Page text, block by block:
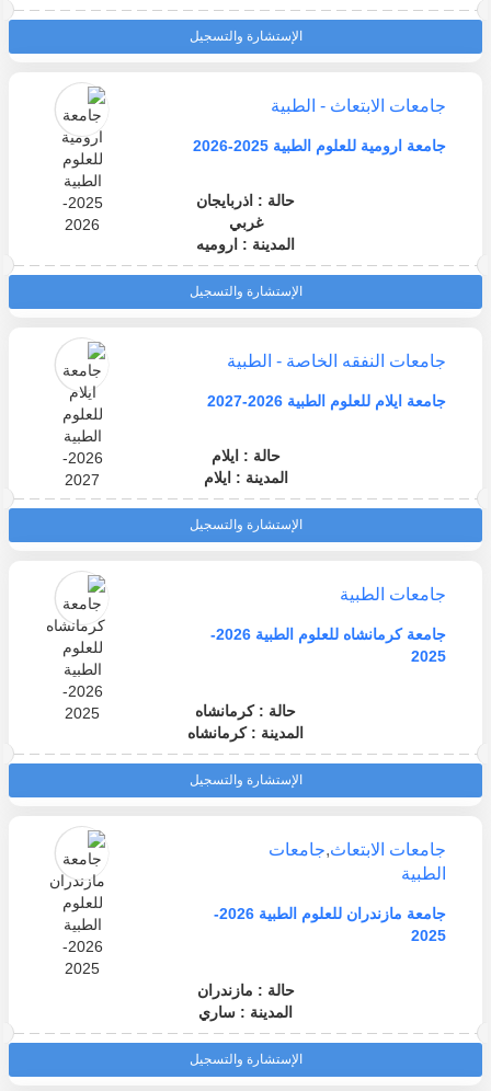
الإستشارة والتسجيل
جامعات الابتعاث - الطبية
جامعة ارومية للعلوم الطبية 2025-2026
حالة : اذربايجان
غربي
المدينة : اروميه
الإستشارة والتسجيل
جامعات النفقه الخاصة - الطبية
جامعة ايلام للعلوم الطبية 2026-2027
حالة : ايلام
المدينة : ايلام
الإستشارة والتسجيل
جامعات الطبية
جامعة كرمانشاه للعلوم الطبية 2026-
2025
حالة : كرمانشاه
المدينة : كرمانشاه
الإستشارة والتسجيل
جامعات الابتعاث,جامعات
الطبية
جامعة مازندران للعلوم الطبية 2026-
2025
حالة : مازندران
المدينة : ساري
الإستشارة والتسجيل